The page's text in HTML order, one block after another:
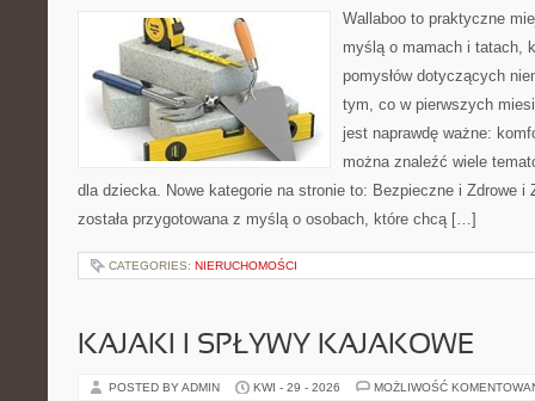
Wallaboo to praktyczne
myślą o mamach i tatach,
pomysłów dotyczących
tym, co w pierwszych
jest naprawdę ważne:
można znaleźć wiele
dla dziecka. Nowe kategorie na stronie to: Bezpieczne i Zdrowe i
została przygotowana z myślą o osobach, które chcą […]
CATEGORIES: NIERUCHOMOŚCI
KAJAKI I SPŁYWY KAJAKOWE
POSTED BY ADMIN KWI - 29 - 2026 MOŻLIWOŚĆ